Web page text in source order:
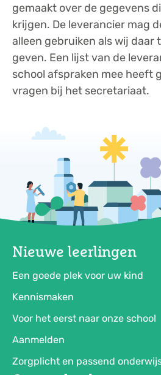
gemaakt over de gegevens
krijgen. De leverancier mag
alleen gebruiken als wij daar
geven. Een lijst van de
school afspraken mee heeft
vragen bij het secretariaat.
Nieuwe leerlingen
Een goede plek voor uw kind
Kennismaken
Voor het eerst naar onze school
Aanmelden
Zorgplicht en passend